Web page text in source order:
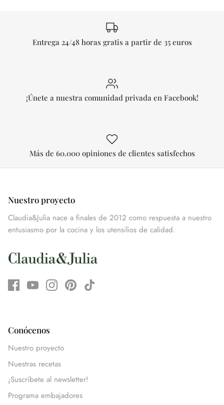
Entrega 24/48 horas gratis a partir de 35 euros
¡Únete a nuestra comunidad privada en Facebook!
Más de 60.000 opiniones de clientes satisfechos
Nuestro proyecto
Claudia&Julia nace a finales de 2012 como respuesta a nuestro
entusiasmo por la cocina y los utensilios de calidad.
Conócenos
Nuestro proyecto
Nuestras recetas
¡Suscríbete al newsletter!
Programa embajadores